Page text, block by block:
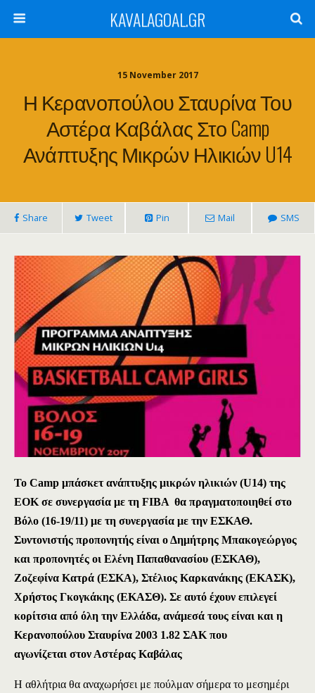
KAVALAGOAL.GR
15 November 2017
Η Κερανοπούλου Σταυρίνα Του
Αστέρα Καβάλας Στο Camp
Ανάπτυξης Μικρών Ηλικιών U14
Share Tweet Pin Mail SMS
Το Camp μπάσκετ ανάπτυξης μικρών ηλικιών (U14) της
ΕΟΚ σε συνεργασία με τη FIBA θα πραγματοποιηθεί στο
Βόλο (16-19/11) με τη συνεργασία με την ΕΣΚΑΘ.
Συντονιστής προπονητής είναι ο Δημήτρης Μπακογεώργος
και προπονητές οι Ελένη Παπαθανασίου (ΕΣΚΑΘ),
Ζοζεφίνα Κατρά (ΕΣΚΑ), Στέλιος Καρκανάκης (ΕΚΑΣΚ),
Χρήστος Γκογκάκης (ΕΚΑΣΘ). Σε αυτό έχουν επιλεγεί
κορίτσια από όλη την Ελλάδα, ανάμεσά τους είναι και η
Κερανοπούλου Σταυρίνα 2003 1.82 ΣΑΚ που
αγωνίζεται στον Αστέρας Καβάλας
Η αθλήτρια θα αναχωρήσει με πούλμαν σήμερα το μεσημέρι